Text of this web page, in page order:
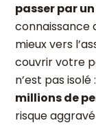
passer par
connaissance
mieux vers
couvrir votre
n’est pas
millions de
risque